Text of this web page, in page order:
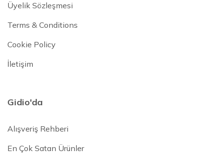
Üyelik Sözleşmesi
Terms & Conditions
Cookie Policy
İletişim
Gidio'da
Alışveriş Rehberi
En Çok Satan Ürünler